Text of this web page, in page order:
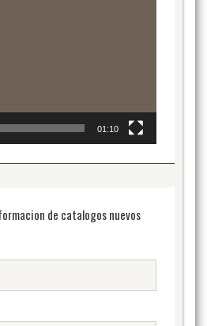
01:10
de catalogos nuevos